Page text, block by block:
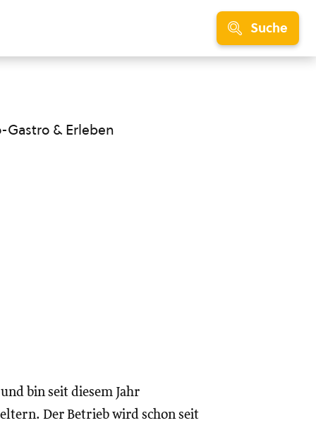
Suche
Gastro & Erleben
bin seit diesem Jahr
Der Betrieb wird schon seit